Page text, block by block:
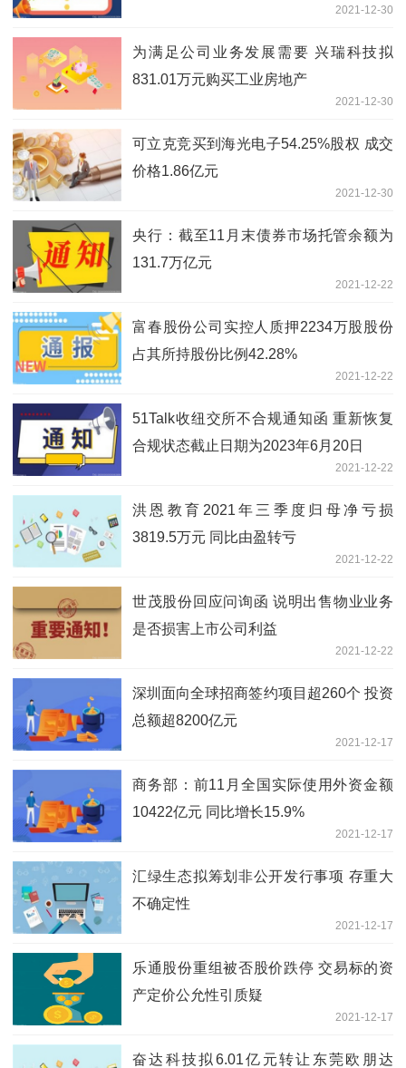
2021-12-30
为满足公司业务发展需要 兴瑞科技拟
831.01万元购买工业房地产
2021-12-30
可立克竞买到海光电子54.25%股权 成交
价格1.86亿元
2021-12-30
央行：截至11月末债券市场托管余额为
131.7万亿元
2021-12-22
富春股份公司实控人质押2234万股股份
占其所持股份比例42.28%
2021-12-22
51Talk收纽交所不合规通知函 重新恢复
合规状态截止日期为2023年6月20日
2021-12-22
洪恩教育2021年三季度归母净亏损
3819.5万元 同比由盈转亏
2021-12-22
世茂股份回应问询函 说明出售物业业务
是否损害上市公司利益
2021-12-22
深圳面向全球招商签约项目超260个 投资
总额超8200亿元
2021-12-17
商务部：前11月全国实际使用外资金额
10422亿元 同比增长15.9%
2021-12-17
汇绿生态拟筹划非公开发行事项 存重大
不确定性
2021-12-17
乐通股份重组被否股价跌停 交易标的资
产定价公允性引质疑
2021-12-17
奋达科技拟6.01亿元转让东莞欧朋达